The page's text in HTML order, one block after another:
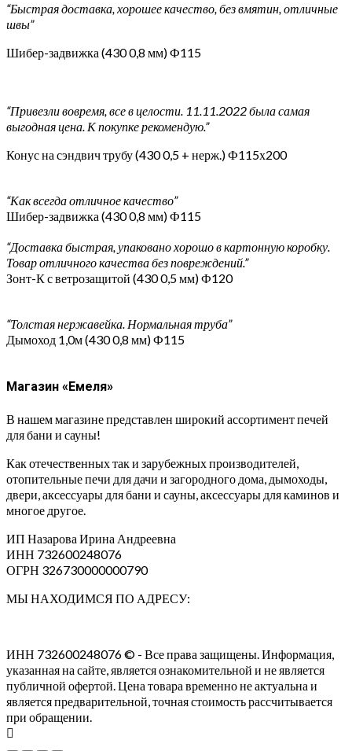
“Быстрая доставка, хорошее качество, без вмятин, отличные
швы”
Шибер-задвижка (430 0,8 мм) Ф115
“Привезли вовремя, все в целости. 11.11.2022 была самая
выгодная цена. К покупке рекомендую.”
Конус на сэндвич трубу (430 0,5 + нерж.) Ф115х200
“Как всегда отличное качество”
Шибер-задвижка (430 0,8 мм) Ф115
“Доставка быстрая, упаковано хорошо в картонную коробку.
Товар отличного качества без повреждений.”
Зонт-К с ветрозащитой (430 0,5 мм) Ф120
“Толстая нержавейка. Нормальная труба”
Дымоход 1,0м (430 0,8 мм) Ф115
Магазин «Емеля»
В нашем магазине представлен широкий ассортимент печей
для бани и сауны!
Как отечественных так и зарубежных производителей,
отопительные печи для дачи и загородного дома, дымоходы,
двери, аксессуары для бани и сауны, аксессуары для каминов и
многое другое.
ИП Назарова Ирина Андреевна⁠
ИНН 732600248076
ОГРН 326730000000790
МЫ НАХОДИМСЯ ПО АДРЕСУ:
ИНН 732600248076 © - Все права защищены. Информация,
указанная на сайте, является ознакомительной и не является
публичной офертой. Цена товара временно не актуальна и
является предварительной, точная стоимость рассчитывается
при обращении.